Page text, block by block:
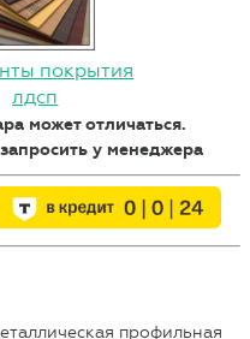
покрытия
лдсп
может отличаться.
у менеджера
профильная